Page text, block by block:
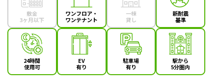
敷金
3ヶ月以下
ワンフロア・
ワンテナント
一棟
貸し
新耐震
基準
24時間
使用可
EV
有り
駐車場
有り
駅から
5分圏内